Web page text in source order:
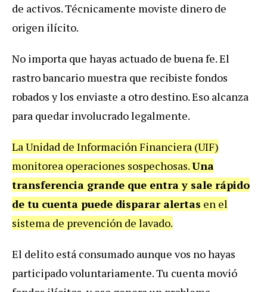
de activos. Técnicamente moviste dinero de
origen ilícito.
No importa que hayas actuado de buena fe. El
rastro bancario muestra que recibiste fondos
robados y los enviaste a otro destino. Eso alcanza
para quedar involucrado legalmente.
La Unidad de Información Financiera (UIF)
monitorea operaciones sospechosas.Una
transferencia grande que entra y sale rápido
de tu cuenta puede disparar alertas en el
sistema de prevención de lavado.
El delito está consumado aunque vos no hayas
participado voluntariamente. Tu cuenta movió